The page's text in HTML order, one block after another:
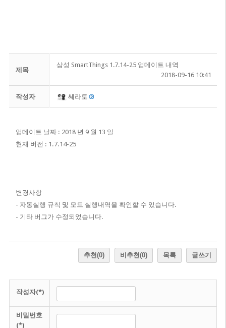
제목
삼성 SmartThings 1.7.14-25 업데이트 내역
2018-09-16 10:41
작성자 쎄라토
업데이트 날짜 : 2018 년 9 월 13 일
현재 버전 : 1.7.14-25
변경사항
- 자동실행 규칙 및 모드 실행내역을 확인할 수 있습니다.
- 기타 버그가 수정되었습니다.
추천(0) 비추천(0) 목록 글쓰기
작성자(*)
비밀번호
(*)